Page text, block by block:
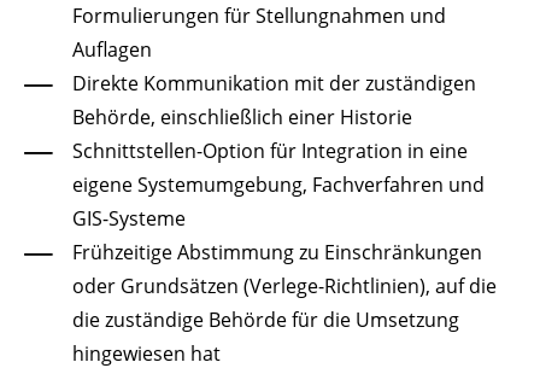
Formulierungen für Stellungnahmen und
Auflagen
Direkte Kommunikation mit der zuständigen
Behörde, einschließlich einer Historie
Schnittstellen-Option für Integration in eine
eigene Systemumgebung, Fachverfahren und
GIS-Systeme
Frühzeitige Abstimmung zu Einschränkungen
oder Grundsätzen (Verlege-Richtlinien), auf die
die zuständige Behörde für die Umsetzung
hingewiesen hat